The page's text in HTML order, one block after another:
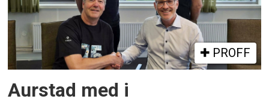
PROFF
Aurstad med i